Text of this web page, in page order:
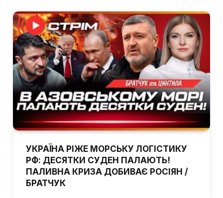
УКРАЇНА РІЖЕ МОРСЬКУ ЛОГІСТИКУ
РФ: ДЕСЯТКИ СУДЕН ПАЛАЮТЬ!
ПАЛИВНА КРИЗА ДОБИВАЄ РОСІЯН /
БРАТЧУК